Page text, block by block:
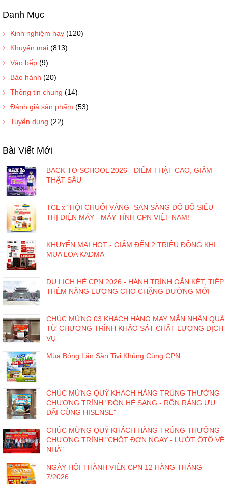
Danh Mục
Kinh nghiệm hay (120)
Khuyến mại (813)
Vào bếp (9)
Bảo hành (20)
Thông tin chung (14)
Đánh giá sản phẩm (53)
Tuyển dụng (22)
Bài Viết Mới
BACK TO SCHOOL 2026 - ĐIỂM THẬT CAO, GIẢM
THẬT SÂU
TCL x “HỘI CHUỐI VÀNG” SẴN SÀNG ĐỔ BỘ SIÊU
THỊ ĐIỆN MÁY - MÁY TÍNH CPN VIỆT NAM!
KHUYẾN MẠI HOT - GIẢM ĐẾN 2 TRIỆU ĐỒNG KHI
MUA LOA KADMA
DU LỊCH HÈ CPN 2026 - HÀNH TRÌNH GẮN KẾT, TIẾP
THÊM NĂNG LƯỢNG CHO CHẶNG ĐƯỜNG MỚI
CHÚC MỪNG 03 KHÁCH HÀNG MAY MẮN NHẬN QUÀ
TỪ CHƯƠNG TRÌNH KHẢO SÁT CHẤT LƯỢNG DỊCH
VỤ
Mùa Bóng Lăn Săn Tivi Khủng Cùng CPN
CHÚC MỪNG QUÝ KHÁCH HÀNG TRÚNG THƯỞNG
CHƯƠNG TRÌNH "ĐÓN HÈ SANG - RỘN RÀNG ƯU
ĐÃI CÙNG HISENSE"
CHÚC MỪNG QUÝ KHÁCH HÀNG TRÚNG THƯỞNG
CHƯƠNG TRÌNH "CHỐT ĐƠN NGAY - LƯỚT ÔTÔ VỀ
NHÀ"
NGÀY HỘI THÀNH VIÊN CPN 12 HÀNG THÁNG
7/2026